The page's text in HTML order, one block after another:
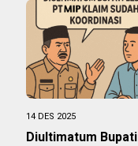
14 DES 2025
Diultimatum Bupati